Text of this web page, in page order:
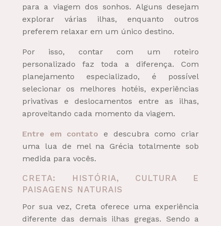
para a viagem dos sonhos. Alguns desejam
explorar várias ilhas, enquanto outros
preferem relaxar em um único destino.
Por isso, contar com um roteiro
personalizado faz toda a diferença. Com
planejamento especializado, é possível
selecionar os melhores hotéis, experiências
privativas e deslocamentos entre as ilhas,
aproveitando cada momento da viagem.
Entre em contato e descubra como criar
uma lua de mel na Grécia totalmente sob
medida para vocês.
CRETA: HISTÓRIA, CULTURA E
PAISAGENS NATURAIS
Por sua vez, Creta oferece uma experiência
diferente das demais ilhas gregas. Sendo a